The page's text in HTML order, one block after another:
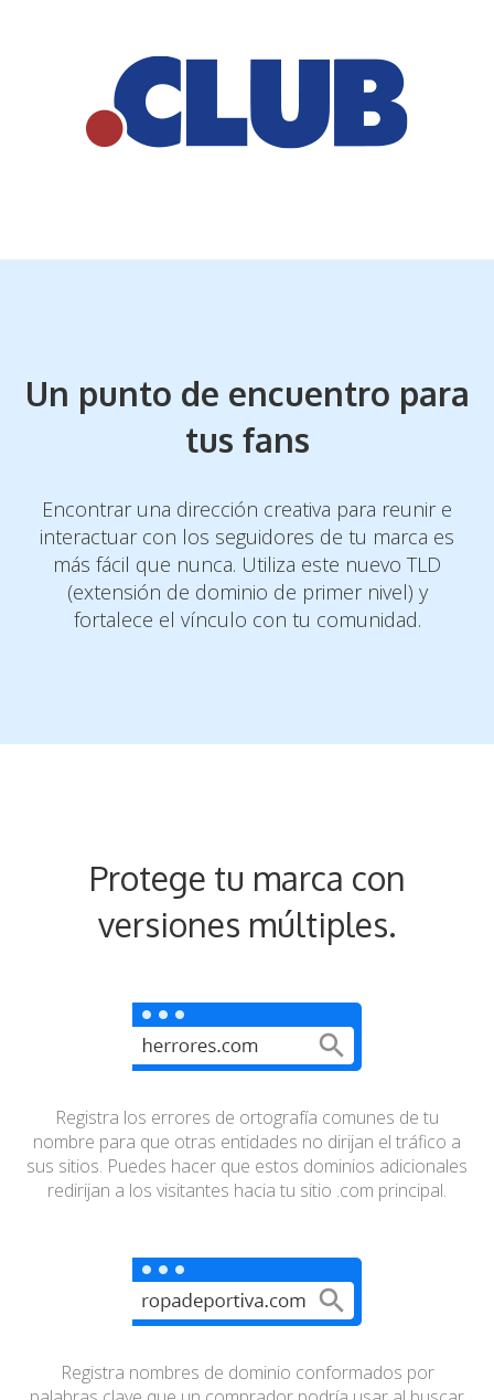
Un punto de encuentro para
tus fans
Encontrar una dirección creativa para reunir e
interactuar con los seguidores de tu marca es
más fácil que nunca. Utiliza este nuevo TLD
(extensión de dominio de primer nivel) y
fortalece el vínculo con tu comunidad.
Protege tu marca con
versiones múltiples.
Registra los errores de ortografía comunes de tu
nombre para que otras entidades no dirijan el tráfico a
sus sitios. Puedes hacer que estos dominios adicionales
redirijan a los visitantes hacia tu sitio .com principal.
Registra nombres de dominio conformados por